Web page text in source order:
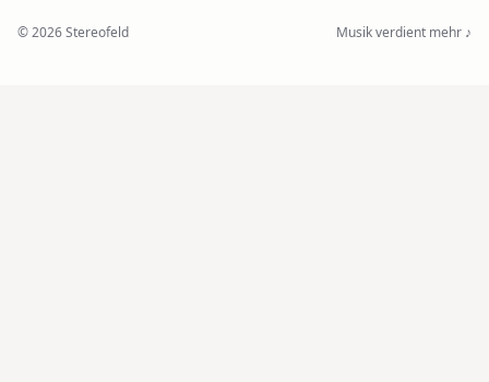
©2026Stereofeld Musik verdient mehr ♪